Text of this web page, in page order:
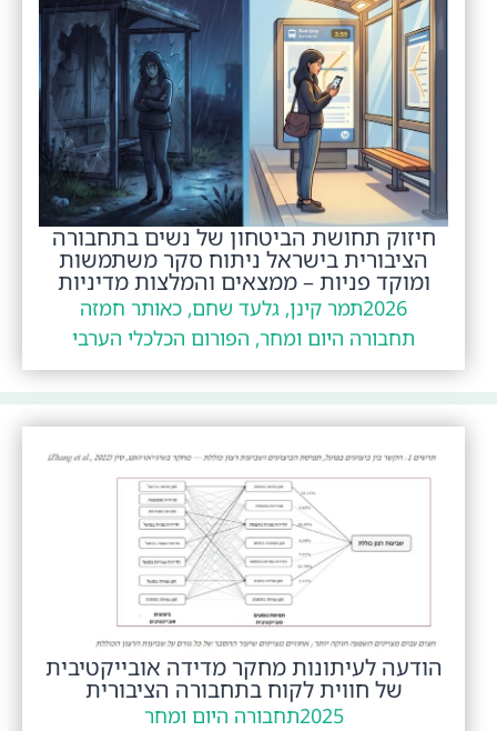
חיזוק תחושת הביטחון של נשים בתחבורה
הציבורית בישראל ניתוח סקר משתמשות
ומוקד פניות – ממצאים והמלצות מדיניות
2026תמר קינן, גלעד שחם, כאותר חמזה
תחבורה היום ומחר, הפורום הכלכלי הערבי
הודעה לעיתונות מחקר מדידה אובייקטיבית
של חווית לקוח בתחבורה הציבורית
2025תחבורה היום ומחר